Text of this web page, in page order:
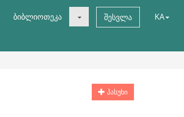
ბიბლიოთეკა შესვლა KA
პასუხი